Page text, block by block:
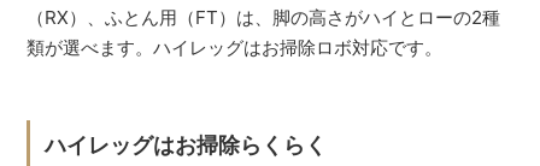
（RX）、ふとん用（FT）は、脚の高さがハイとローの2種
類が選べます。ハイレッグはお掃除ロボ対応です。
ハイレッグはお掃除らくらく